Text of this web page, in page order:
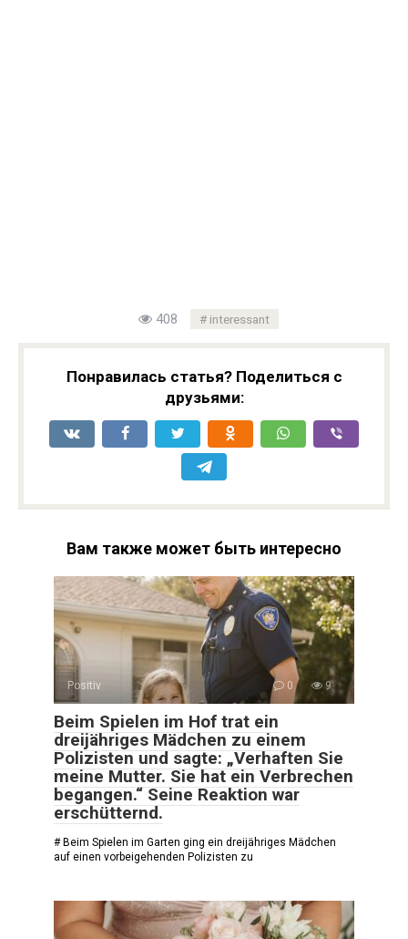
408 interessant
Понравилась статья? Поделиться с
друзьями:
Вам также может быть интересно
Positiv 0 9
Beim Spielen im Hof trat ein
dreijähriges Mädchen zu einem
Polizisten und sagte: „Verhaften Sie
meine Mutter. Sie hat ein Verbrechen
begangen.“ Seine Reaktion war
erschütternd.
# Beim Spielen im Garten ging ein dreijähriges Mädchen
auf einen vorbeigehenden Polizisten zu